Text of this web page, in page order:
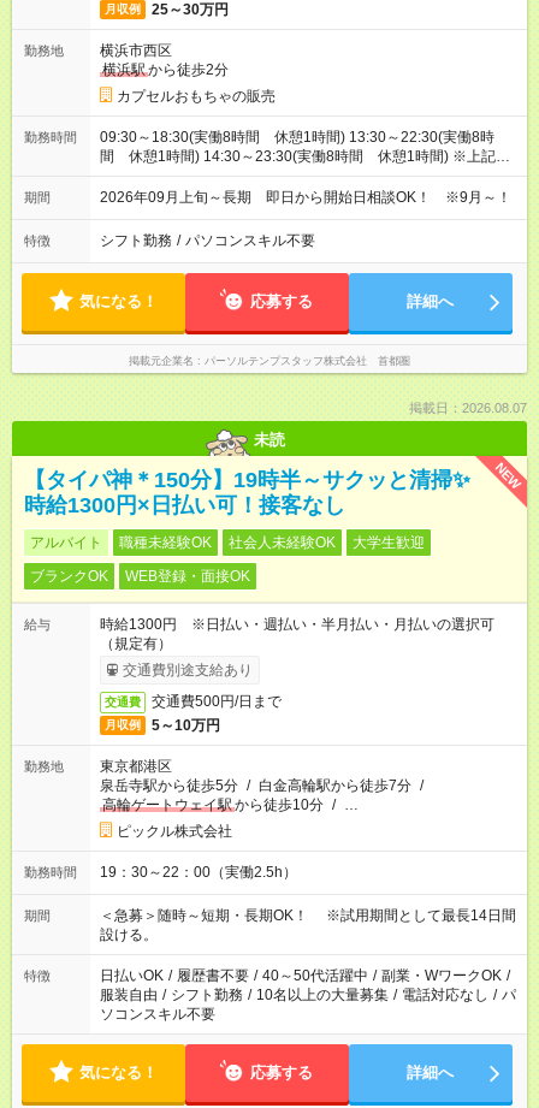
月収例 25～30万円
勤務地
横浜市西区
横浜駅から徒歩2分
カプセルおもちゃの販売
勤務時間
09:30～18:30(実働8時間 休憩1時間) 13:30～22:30(実働8時
間 休憩1時間) 14:30～23:30(実働8時間 休憩1時間) ※上記は
一例です。9:30～23:30の中でシフト制です
期間 2026年09月上旬～長期 即日から開始日相談OK！ ※9月～！
特徴 シフト勤務 / パソコンスキル不要
気になる！ 応募する 詳細へ
掲載元企業名 パーソルテンプスタッフ株式会社 首都圏
掲載日：2026.08.07
未読
NEW
【タイパ神＊150分】19時半～サクッと清掃✨
時給1300円×日払い可！接客なし
アルバイト 職種未経験OK 社会人未経験OK
大学生歓迎
ブランクOK
WEB登録・面接OK
給与
時給1300円 ※日払い・週払い・半月払い・月払いの選択可
（規定有）
交通費別途支給あり
交通費 交通費500円/日まで
月収例 5～10万円
勤務地
東京都港区
泉岳寺駅から徒歩5分 / 白金高輪駅から徒歩7分 /
高輪ゲートウェイ駅から徒歩10分 / …
ピックル株式会社
勤務時間 19：30～22：00（実働2.5h）
期間
＜急募＞随時～短期・長期OK！ ※試用期間として最長14日間
設ける。
特徴 日払いOK / 履歴書不要 / 40～50代活躍中 / 副業・WワークOK /
服装自由 / シフト勤務 / 10名以上の大量募集 / 電話対応なし / パ
ソコンスキル不要
気になる！ 応募する 詳細へ